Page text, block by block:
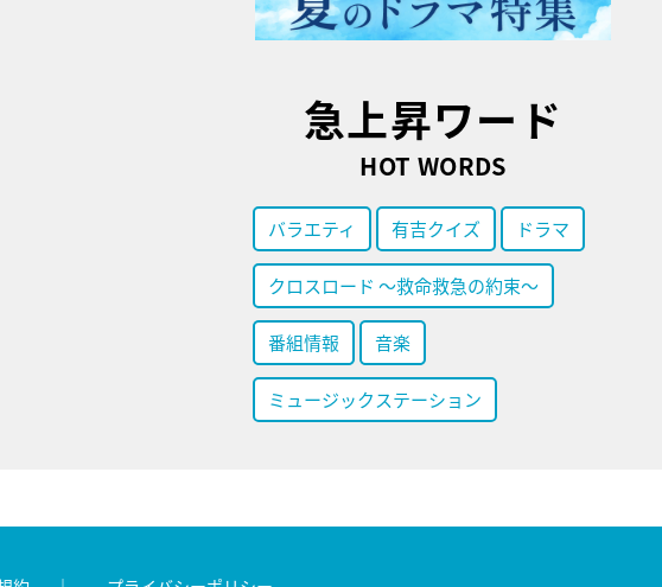
急上昇ワード
HOT WORDS
バラエティ 有吉クイズ ドラマ
クロスロード ～救命救急の約束～
番組情報 音楽
ミュージックステーション